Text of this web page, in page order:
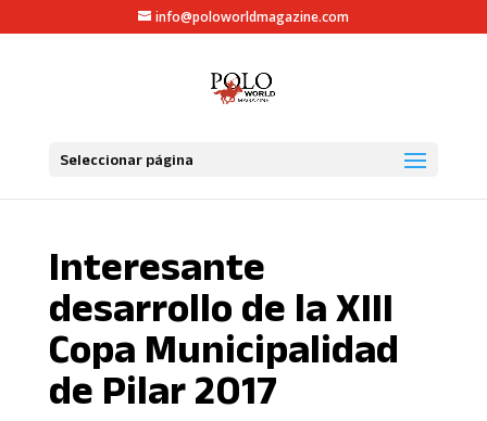
info@poloworldmagazine.com
Seleccionar página
Interesante
desarrollo de la XIII
Copa Municipalidad
de Pilar 2017